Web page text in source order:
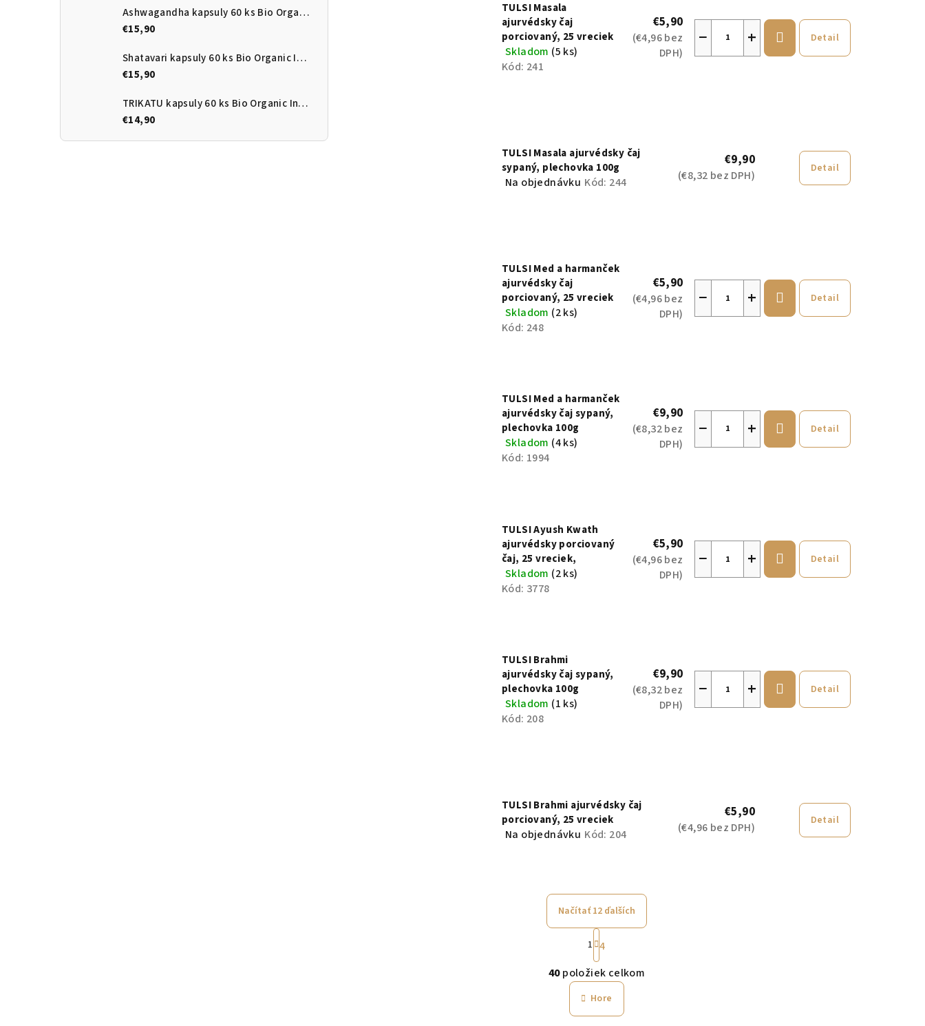
Ashwagandha kapsuly 60 ks Bio Organic India
€15,90
Shatavari kapsuly 60 ks Bio Organic India
€15,90
TRIKATU kapsuly 60 ks Bio Organic India
€14,90
TULSI Masala
ajurvédsky čaj
porciovaný, 25 vreciek
Skladom (5 ks)
Kód: 241
€5,90
(€4,96 bez
DPH)
+
− Detail
TULSI Masala ajurvédsky čaj
sypaný, plechovka 100g
Na objednávku Kód: 244
€9,90
(€8,32 bez DPH)
Detail
TULSI Med a harmanček
ajurvédsky čaj
porciovaný, 25 vreciek
Skladom (2 ks)
Kód: 248
€5,90
(€4,96 bez
DPH)
+
− Detail
TULSI Med a harmanček
ajurvédsky čaj sypaný,
plechovka 100g
Skladom (4 ks)
Kód: 1994
€9,90
(€8,32 bez
DPH)
+
− Detail
TULSI Ayush Kwath
ajurvédsky porciovaný
čaj, 25 vreciek,
Skladom (2 ks)
Kód: 3778
€5,90
(€4,96 bez
DPH)
+
− Detail
TULSI Brahmi
ajurvédsky čaj sypaný,
plechovka 100g
Skladom (1 ks)
Kód: 208
€9,90
(€8,32 bez
DPH)
+
− Detail
TULSI Brahmi ajurvédsky čaj
porciovaný, 25 vreciek
Na objednávku Kód: 204
€5,90
(€4,96 bez DPH)
Detail
O
v
l
á
Načítať 12 ďalších
S
t
r
á
n
k
1 4
40položiek celkom
Hore